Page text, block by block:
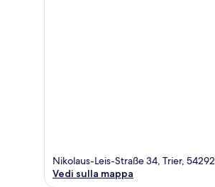
Nikolaus-Leis-Straße 34, Trier, 54292
Vedi sulla mappa